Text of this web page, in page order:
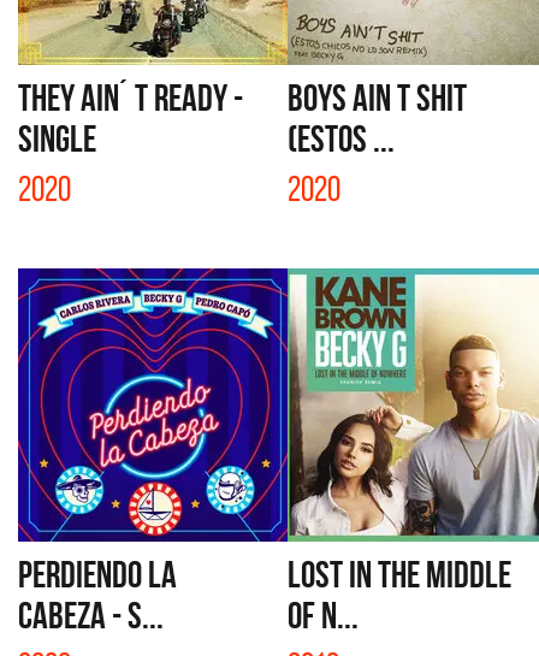
THEY AIN´ T READY -
SINGLE
2020
BOYS AIN T SHIT
(ESTOS ...
2020
PERDIENDO LA
CABEZA - S...
LOST IN THE MIDDLE
OF N...